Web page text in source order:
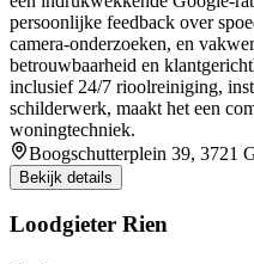
persoonlijke feedback over
camera‑onderzoeken, en
betrouwbaarheid en
inclusief 24/7 rioolreiniging,
schilderwerk, maakt het een
woningtechniek.
Boogschutterplein 39, 3721
Bekijk details
Loodgieter Rien